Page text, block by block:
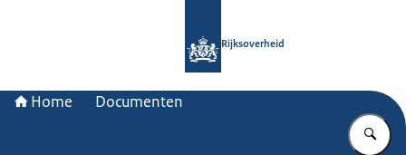
Rijksoverheid
Home Documenten